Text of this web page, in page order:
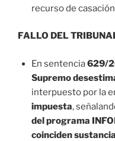
recurso de
FALLO DEL
En sentencia629/
Supremo
interpuesto por la
impuesta,
del programa
coinciden